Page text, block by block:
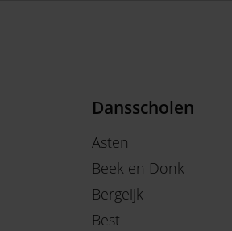
Dansscholen
Asten
Beek en Donk
Bergeijk
Best